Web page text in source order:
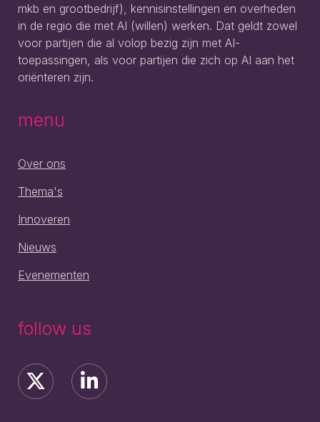
mkb en grootbedrijf), kennisinstellingen en overheden
in de regio die met AI (willen) werken. Dat geldt zowel
voor partijen die al volop bezig zijn met AI-
toepassingen, als voor partijen die zich op AI aan het
oriënteren zijn.
menu
Over ons
Thema's
Innoveren
Nieuws
Evenementen
follow us